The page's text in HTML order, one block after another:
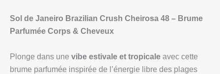
Sol de Janeiro Brazilian Crush Cheirosa 48 – Brume
Parfumée Corps & Cheveux
Plonge dans une vibe estivale et tropicale avec cette
brume parfumée inspirée de l’énergie libre des plages